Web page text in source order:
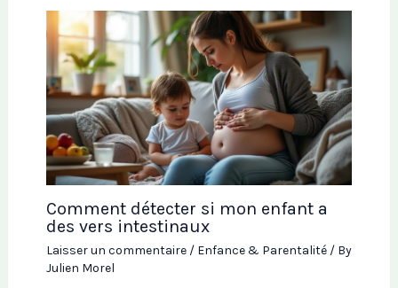
Comment détecter si mon enfant a
des vers intestinaux
Laisser un commentaire / Enfance & Parentalité/ By
Julien Morel